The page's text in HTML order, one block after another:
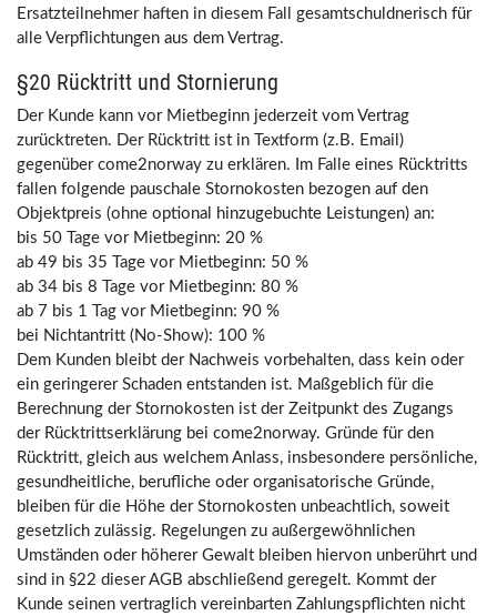
Ersatzteilnehmer haften in diesem Fall gesamtschuldnerisch für
alle Verpflichtungen aus dem Vertrag.
§20 Rücktritt und Stornierung
Der Kunde kann vor Mietbeginn jederzeit vom Vertrag
zurücktreten. Der Rücktritt ist in Textform (z.B. Email)
gegenüber come2norway zu erklären. Im Falle eines Rücktritts
fallen folgende pauschale Stornokosten bezogen auf den
Objektpreis (ohne optional hinzugebuchte Leistungen) an:
bis 50 Tage vor Mietbeginn: 20 %
ab 49 bis 35 Tage vor Mietbeginn: 50 %
ab 34 bis 8 Tage vor Mietbeginn: 80 %
ab 7 bis 1 Tag vor Mietbeginn: 90 %
bei Nichtantritt (No-Show): 100 %
Dem Kunden bleibt der Nachweis vorbehalten, dass kein oder
ein geringerer Schaden entstanden ist. Maßgeblich für die
Berechnung der Stornokosten ist der Zeitpunkt des Zugangs
der Rücktrittserklärung bei come2norway. Gründe für den
Rücktritt, gleich aus welchem Anlass, insbesondere persönliche,
gesundheitliche, berufliche oder organisatorische Gründe,
bleiben für die Höhe der Stornokosten unbeachtlich, soweit
gesetzlich zulässig. Regelungen zu außergewöhnlichen
Umständen oder höherer Gewalt bleiben hiervon unberührt und
sind in §22 dieser AGB abschließend geregelt. Kommt der
Kunde seinen vertraglich vereinbarten Zahlungspflichten nicht